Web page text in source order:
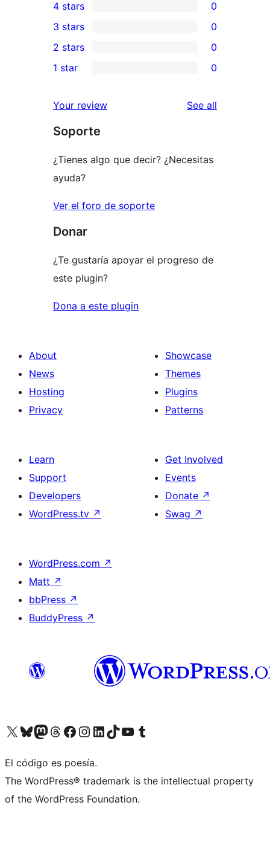
5-
star
review
4-
star
reviews
4 stars 0
0
3-
star
3 stars 0
2-
reviews
2 stars 0
star
reviews
1 star 0
Your review See all
Soporte
¿Tienes algo que decir? ¿Necesitas
ayuda?
Ver el foro de soporte
Donar
¿Te gustaría apoyar el progreso de
este plugin?
Dona a este plugin
About
News
Hosting
Privacy
Showcase
Themes
Plugins
Patterns
Learn
Support
Developers
WordPress.tv ↗
Get Involved
Events
Donate ↗
Swag ↗
WordPress.com ↗
Matt ↗
bbPress ↗
BuddyPress ↗
Visit our X (formerly Twitter) account
Visit our Bluesky account
Visit our Mastodon account
Visit our Threads account
Visit our Facebook page
Visit our Instagram account
Visit our LinkedIn account
Visit our TikTok account
Visit our YouTube channel
Visit our Tumblr account
El código es poesía.
The WordPress® trademark is the intellectual property
of the WordPress Foundation.